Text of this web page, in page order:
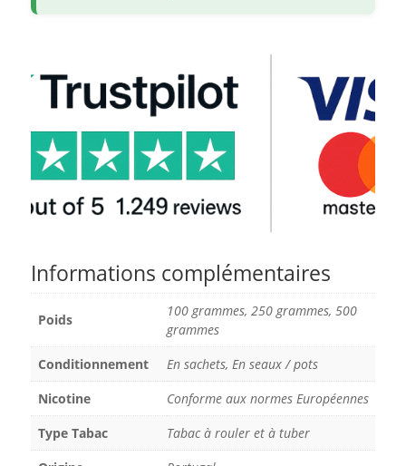
Informations complémentaires
Poids
100 grammes, 250 grammes, 500
grammes
Conditionnement
En sachets, En seaux / pots
Nicotine
Conforme aux normes Européennes
Type Tabac
Tabac à rouler et à tuber